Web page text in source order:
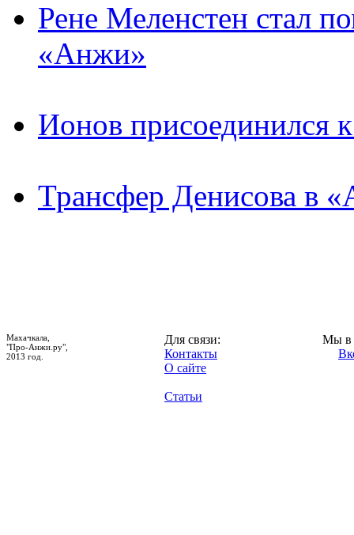
Рене Меленстен стал
«Анжи»
Ионов присоединился
Трансфер Денисова в
Махачкала,
"Про-Анжи.ру",
2013 год.
Для связи:
Контакты
О сайте
Статьи
Мы в